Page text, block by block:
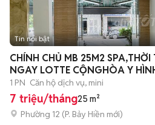
Tin nổi bật
CHÍNH CHỦ MB 25M2
NGAY LOTTE CỘNGHÒA Y
1 PN Căn hộ dịch vụ, mini
7 triệu/tháng25 m²
Phường 12 (P. Bảy Hiền mới)